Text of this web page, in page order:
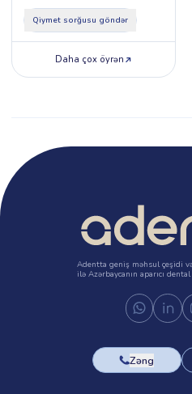
Type 1
Qiymet sorğusu göndər
Daha çox öyrən
Adentta geniş məhsul çeşidi
ilə Azərbaycanın aparıcı
Zəng